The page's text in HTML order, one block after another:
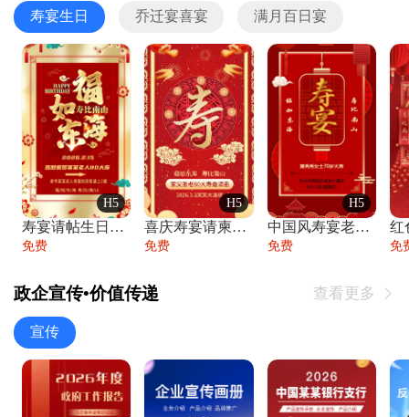
寿宴生日 乔迁宴喜宴 满月百日宴
H5
寿宴请帖生日宴邀请函老人寿星生日快乐祝寿
免费
H5
喜庆寿宴请柬老人生日宴会邀请函请柬过大寿
免费
H5
中国风寿宴老人生日宴会邀请函寿宴请帖请柬
免费 免
政企宣传•价值传递 查看更多 
宣传